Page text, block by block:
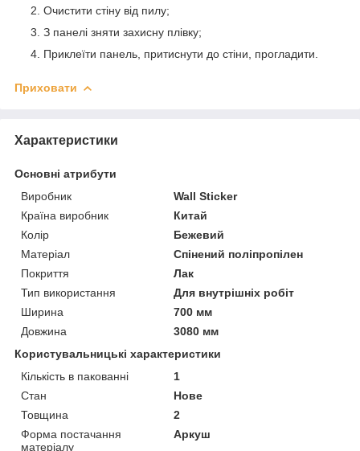
Очистити стіну від пилу;
З панелі зняти захисну плівку;
Приклеїти панель, притиснути до стіни, прогладити.
Приховати
Характеристики
Основні атрибути
Виробник
Wall Sticker
Країна виробник
Китай
Колір
Бежевий
Матеріал
Спінений поліпропілен
Покриття
Лак
Тип використання
Для внутрішніх робіт
Ширина
700 мм
Довжина
3080 мм
Користувальницькі характеристики
Кількість в пакованні
1
Стан
Нове
Товщина
2
Форма постачання
матеріалу
Аркуш